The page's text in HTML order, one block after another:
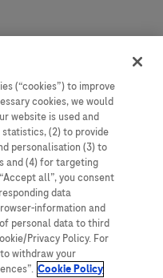
som er målsatt til en stor
eller gyldig i ditt land.
noe ansvar for tilgang til
med noen gyldig juridisk
i bostedslandet ditt.
andres innlegg, men
så langt det lar seg gjøre.
nettsider som det lenkes til.
for bruk annet sted er ikke
til annonsører, og slikt
bivirkninger eller
(“cookies”) to improve
cookies, we would
website is used and
(2) to provide
personalisation (3) to
and (4) for targeting
all”, you consent
data
information and
personal data to third
Privacy Policy. For
withdraw your
Cookie Policy